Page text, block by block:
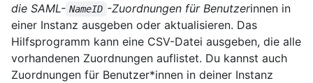
die SAML- NameID -Zuordnungen für Benutzerinnen in
einer Instanz ausgeben oder aktualisieren. Das
Hilfsprogramm kann eine CSV-Datei ausgeben, die alle
vorhandenen Zuordnungen auflistet. Du kannst auch
Zuordnungen für Benutzer*innen in deiner Instanz